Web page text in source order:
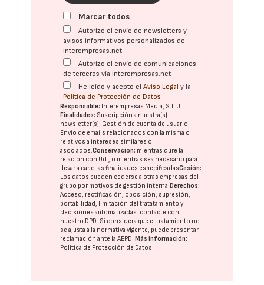
Marcar todos
Autorizo el envío de newsletters y
avisos informativos personalizados de
interempresas.net
Autorizo el envío de comunicaciones
de terceros vía interempresas.net
He leído y acepto elAviso Legal y la
Política de Protección de Datos
Responsable: Interempresas Media, S.L.U.
Finalidades: Suscripción a nuestra(s)
newsletter(s). Gestión de cuenta de usuario.
Envío de emails relacionados con la misma o
relativos a intereses similares o
asociados.Conservación: mientras dure la
relación con Ud., o mientras sea necesario para
llevar a cabo las finalidades especificadasCesión:
Los datos pueden cederse a otras empresas del
grupo por motivos de gestión interna.Derechos:
Acceso, rectificación, oposición, supresión,
portabilidad, limitación del tratatamiento y
decisiones automatizadas: contacte con
nuestro DPD. Si considera que el tratamiento no
se ajusta a la normativa vigente, puede presentar
reclamación ante laAEPD.Más información:
Política de Protección de Datos